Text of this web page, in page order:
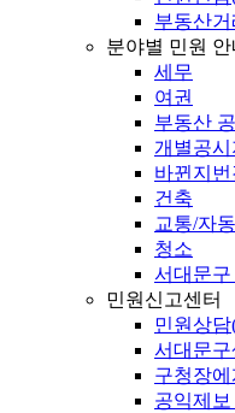
부동산
분야별 민원 안
세무
여권
부동산
개별공시
바뀐지번
건축
교통/자
청소
서대문구
민원신고센터
민원상
서대문
구청장
공익제보